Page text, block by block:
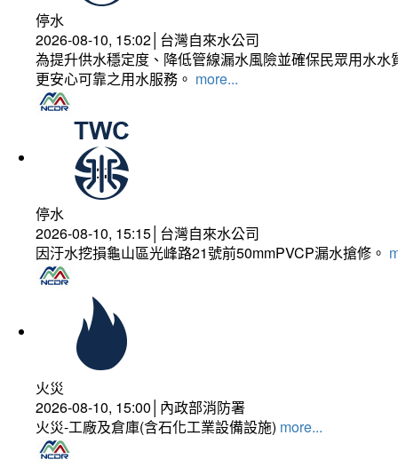
停水
2026-08-10, 15:02│台灣自來水公司
為提升供水穩定度、降低管線漏水風險並確保民眾用水
更安心可靠之用水服務。 more...
停水
2026-08-10, 15:15│台灣自來水公司
因汙水挖損龜山區光峰路21號前50mmPVCP漏水搶修。
火災
2026-08-10, 15:00│內政部消防署
火災-工廠及倉庫(含石化工業設備設施) more...